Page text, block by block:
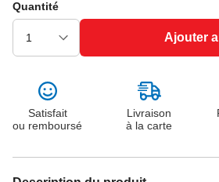
Quantité
Ajouter
Satisfait
ou remboursé
Livraison
à la carte